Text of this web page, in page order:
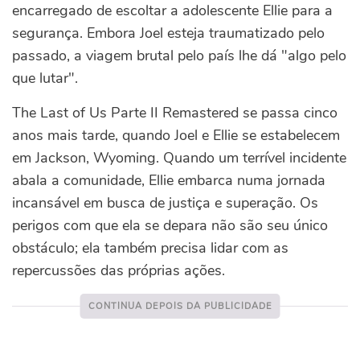
encarregado de escoltar a adolescente Ellie para a
segurança. Embora Joel esteja traumatizado pelo
passado, a viagem brutal pelo país lhe dá "algo pelo
que lutar".
The Last of Us Parte II Remastered se passa cinco
anos mais tarde, quando Joel e Ellie se estabelecem
em Jackson, Wyoming. Quando um terrível incidente
abala a comunidade, Ellie embarca numa jornada
incansável em busca de justiça e superação. Os
perigos com que ela se depara não são seu único
obstáculo; ela também precisa lidar com as
repercussões das próprias ações.